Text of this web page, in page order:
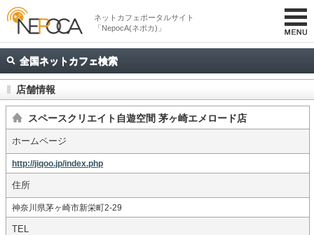
ネットカフェポータルサイト
「NepocA(ネポカ)」
全国ネットカフェ検索
店舗情報
スペースクリエイト自遊空間 茅ヶ崎エメロード店
ホームページ
http://jiqoo.jp/index.php
住所
神奈川県茅ヶ崎市新栄町2-29
TEL